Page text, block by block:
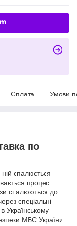
Оплата Умови
по
спалюється
процес
спалюються до
спеціальні
Українському
МВС України.